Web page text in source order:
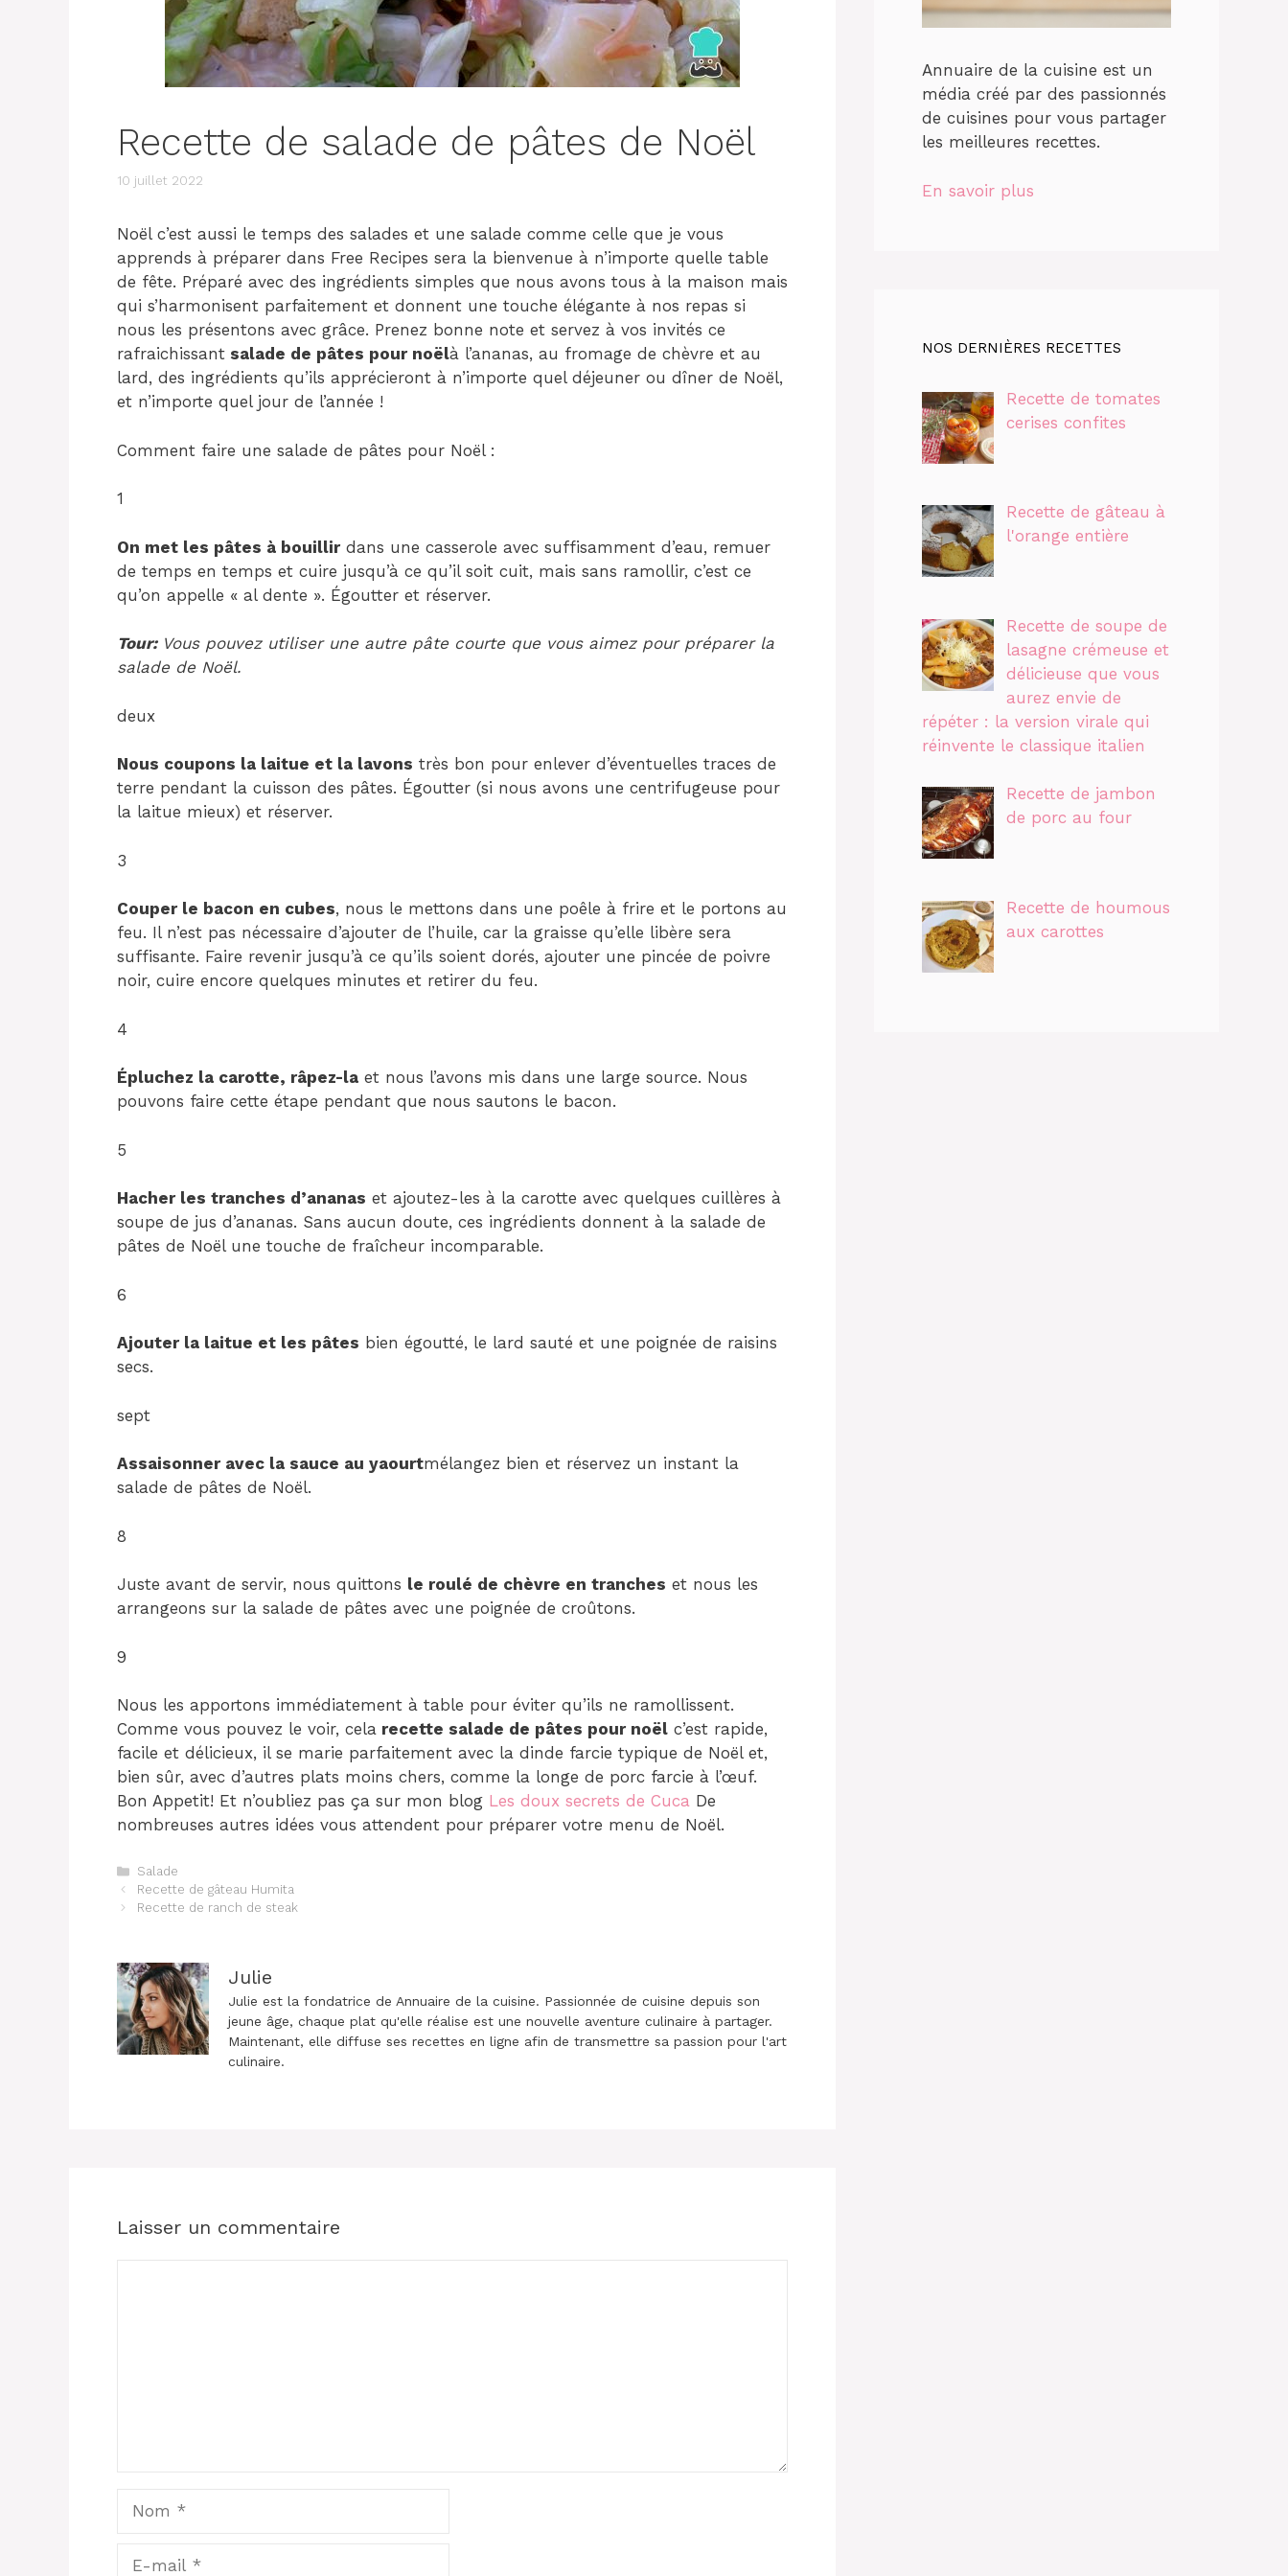
Recette de salade de pâtes de Noël
10 juillet 2022
Noël c’est aussi le temps des salades et une salade comme celle que je vous
apprends à préparer dans Free Recipes sera la bienvenue à n’importe quelle table
de fête. Préparé avec des ingrédients simples que nous avons tous à la maison mais
qui s’harmonisent parfaitement et donnent une touche élégante à nos repas si
nous les présentons avec grâce. Prenez bonne note et servez à vos invités ce
rafraichissant salade de pâtes pour noëlà l’ananas, au fromage de chèvre et au
lard, des ingrédients qu’ils apprécieront à n’importe quel déjeuner ou dîner de Noël,
et n’importe quel jour de l’année !
Comment faire une salade de pâtes pour Noël :
1
On met les pâtes à bouillirdans une casserole avec suffisamment d’eau, remuer
de temps en temps et cuire jusqu’à ce qu’il soit cuit, mais sans ramollir, c’est ce
qu’on appelle « al dente ». Égoutter et réserver.
Tour:Vous pouvez utiliser une autre pâte courte que vous aimez pour préparer la
salade de Noël.
deux
Nous coupons la laitue et la lavons très bon pour enlever d’éventuelles traces de
terre pendant la cuisson des pâtes. Égoutter (si nous avons une centrifugeuse pour
la laitue mieux) et réserver.
3
Couper le bacon en cubes, nous le mettons dans une poêle à frire et le portons au
feu. Il n’est pas nécessaire d’ajouter de l’huile, car la graisse qu’elle libère sera
suffisante. Faire revenir jusqu’à ce qu’ils soient dorés, ajouter une pincée de poivre
noir, cuire encore quelques minutes et retirer du feu.
4
Épluchez la carotte, râpez-la et nous l’avons mis dans une large source. Nous
pouvons faire cette étape pendant que nous sautons le bacon.
5
Hacher les tranches d’ananas et ajoutez-les à la carotte avec quelques cuillères à
soupe de jus d’ananas. Sans aucun doute, ces ingrédients donnent à la salade de
pâtes de Noël une touche de fraîcheur incomparable.
6
Ajouter la laitue et les pâtes bien égoutté, le lard sauté et une poignée de raisins
secs.
sept
Assaisonner avec la sauce au yaourtmélangez bien et réservez un instant la
salade de pâtes de Noël.
8
Juste avant de servir, nous quittons le roulé de chèvre en tranches et nous les
arrangeons sur la salade de pâtes avec une poignée de croûtons.
9
Nous les apportons immédiatement à table pour éviter qu’ils ne ramollissent.
Comme vous pouvez le voir, cela recette salade de pâtes pour noël c’est rapide,
facile et délicieux, il se marie parfaitement avec la dinde farcie typique de Noël et,
bien sûr, avec d’autres plats moins chers, comme la longe de porc farcie à l’œuf.
Bon Appetit! Et n’oubliez pas ça sur mon blog Les doux secrets de Cuca De
nombreuses autres idées vous attendent pour préparer votre menu de Noël.
Catégories
Salade
Navigation
des
Recette de gâteau Humita
Recette de ranch de steak
Julie
Julie est la fondatrice de Annuaire de la cuisine. Passionnée de cuisine depuis son
jeune âge, chaque plat qu'elle réalise est une nouvelle aventure culinaire à partager.
Maintenant, elle diffuse ses recettes en ligne afin de transmettre sa passion pour l'art
culinaire.
Laisser un commentaire
Annuaire de la cuisine est un
média créé par des passionnés
de cuisines pour vous partager
les meilleures recettes.
En savoir plus
NOS DERNIÈRES RECETTES
Recette de tomates
cerises confites
Recette de gâteau à
l'orange entière
Recette de soupe de
lasagne crémeuse et
délicieuse que vous
aurez envie de
répéter : la version virale qui
réinvente le classique italien
Recette de jambon
de porc au four
Recette de houmous
aux carottes